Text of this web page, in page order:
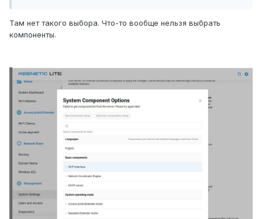
Там нет такого выбора. Что-то вообще нельзя выбрать
компоненты.